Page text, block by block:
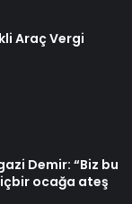
Araç Vergi
Demir: “Biz bu
ocağa ateş